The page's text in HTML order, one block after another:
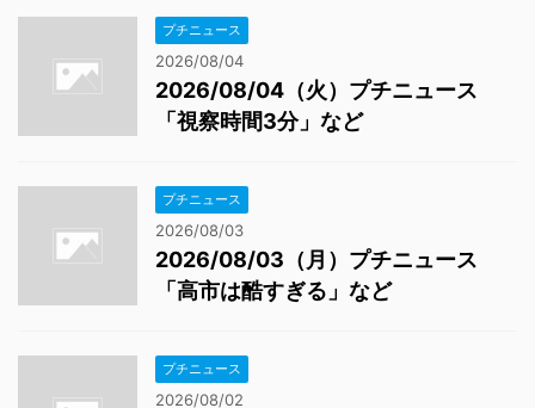
プチニュース
2026/08/04
2026/08/04（火）プチニュース
「視察時間3分」など
プチニュース
2026/08/03
2026/08/03（月）プチニュース
「高市は酷すぎる」など
プチニュース
2026/08/02